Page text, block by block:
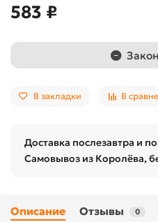
583 ₽
В закладки В
Доставка послезавтра и
Самовывоз из Королёва,
Описание Отзывы 0